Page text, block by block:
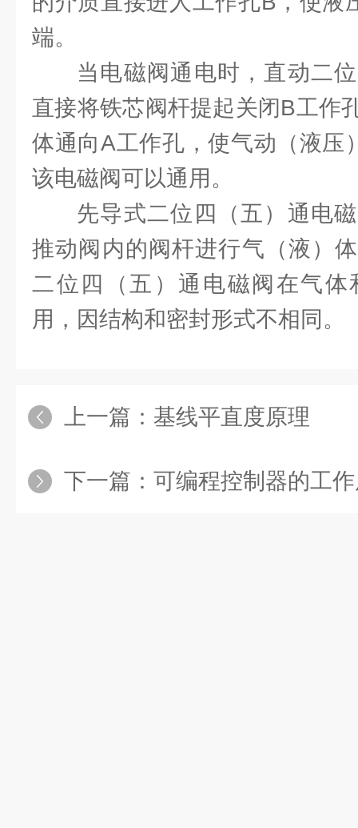
端。
当电磁阀通电时，直动二
直接将铁芯阀杆提起关闭B工作
体通向A工作孔，使气动（液压
该电磁阀可以通用。
先导式二位四（五）通电
推动阀内的阀杆进行气（液）
二位四（五）通电磁阀在气体
用，因结构和密封形式不相同。
上一篇： 基线平直度原理
下一篇： 可编程控制器的工